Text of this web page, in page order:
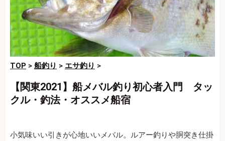
TOP > 船釣り > エサ釣り >
【関東2021】船メバル釣り初心者入門 タッ
クル・釣法・オススメ船宿
小気味いい引きが心地いいメバル。ルアー釣りや胴突き仕掛